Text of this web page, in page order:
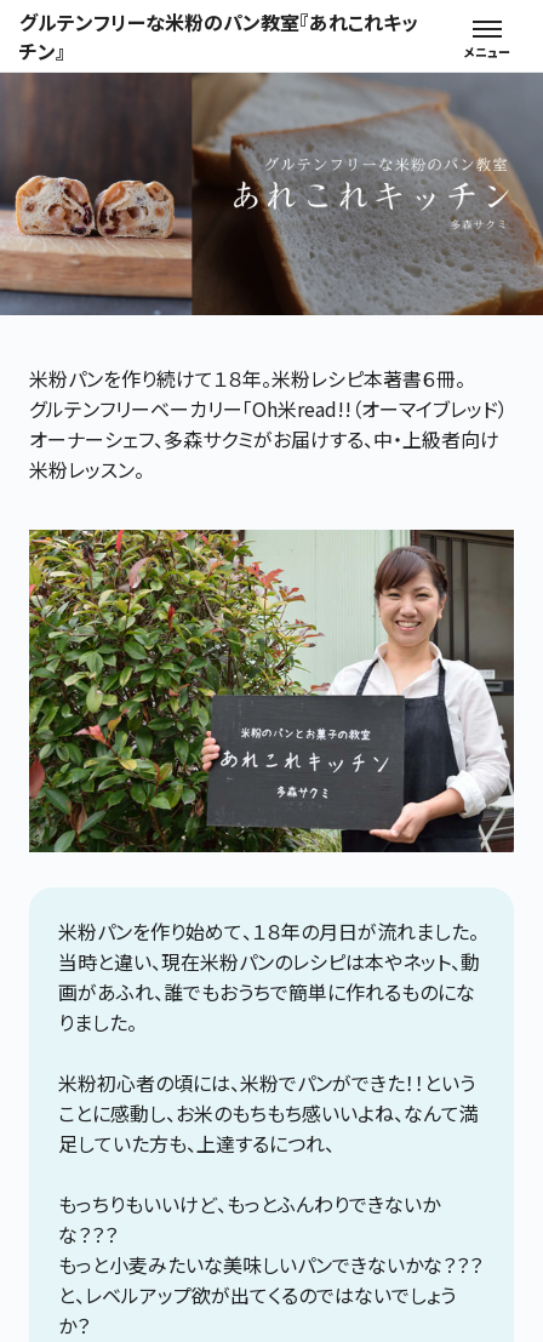
グルテンフリーな米粉のパン教室『あれこれキッ
チン』
米粉パンを作り続けて１８年。米粉レシピ本著書６冊。
グルテンフリーベーカリー「Oh米read!!（オーマイブレッド）
オーナーシェフ、多森サクミがお届けする、中・上級者向け
米粉レッスン。
米粉パンを作り始めて、１８年の月日が流れました。
当時と違い、現在米粉パンのレシピは本やネット、動
画があふれ、誰でもおうちで簡単に作れるものにな
りました。
米粉初心者の頃には、米粉でパンができた！！という
ことに感動し、お米のもちもち感いいよね、なんて満
足していた方も、上達するにつれ、
もっちりもいいけど、もっとふんわりできないか
な？？？
もっと小麦みたいな美味しいパンできないかな？？？
と、レベルアップ欲が出てくるのではないでしょう
か？